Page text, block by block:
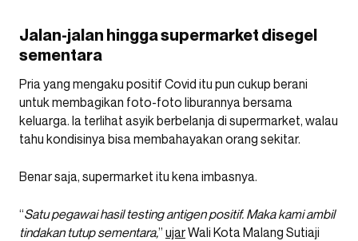
Jalan-jalan hingga supermarket disegel
sementara
Pria yang mengaku positif Covid itu pun cukup berani
untuk membagikan foto-foto liburannya bersama
keluarga. Ia terlihat asyik berbelanja di supermarket, walau
tahu kondisinya bisa membahayakan orang sekitar.
Benar saja, supermarket itu kena imbasnya.
“Satu pegawai hasil testing antigen positif. Maka kami ambil
tindakan tutup sementara,” ujarWali Kota Malang Sutiaji